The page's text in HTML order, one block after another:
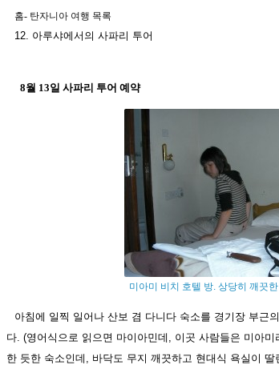
홈- 탄자니아 여행 목록
12. 아루샤에서의 사파리 투어
8월 13일 사파리 투어 예약
미아미 비치 호텔 방. 상당히 깨끗
아침에 일찍 일어나 산보 겸 다니다 숙소를 경기장 부근
다. (영어식으로 읽으면 마이아민데, 이곳 사람들은 미아
한 듯한 숙소인데, 바닥도 무지 깨끗하고 현대식 욕실이 딸